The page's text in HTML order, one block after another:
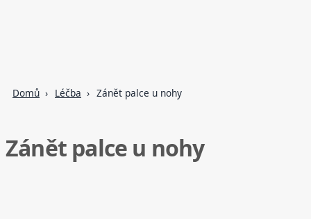
Domů Léčba Zánět palce u nohy
Zánět palce u nohy